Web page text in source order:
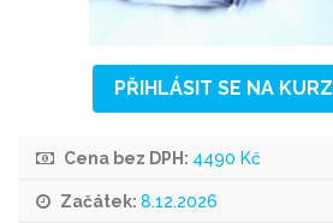
PŘIHLÁSIT SE NA KURZ
Cena bez DPH: 4490 Kč
Začátek: 8.12.2026